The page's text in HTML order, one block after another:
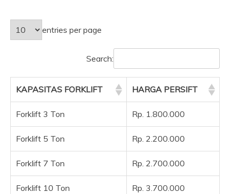
entries per page
Search:
KAPASITAS FORKLIFT HARGA PERSIFT
Forklift 3 Ton Rp. 1.800.000
Forklift 5 Ton Rp. 2.200.000
Forklift 7 Ton Rp. 2.700.000
Forklift 10 Ton Rp. 3.700.000